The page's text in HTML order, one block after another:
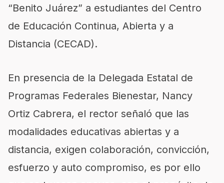
“Benito Juárez” a estudiantes del Centro
de Educación Continua, Abierta y a
Distancia (CECAD).
En presencia de la Delegada Estatal de
Programas Federales Bienestar, Nancy
Ortiz Cabrera, el rector señaló que las
modalidades educativas abiertas y a
distancia, exigen colaboración, convicción,
esfuerzo y auto compromiso, es por ello